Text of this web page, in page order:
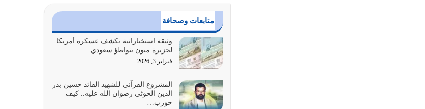
القرآن الكريم هو أهم مصدر لمعرفة رسول الله معرفة
سيرته معرفة شخصيته معرفة عظمته
يوليو 28, 2026
هل نحن من الصالحين؟ قيِّم نفسك هنا اترك القرآن
على أصله وأعرض نفسك، وأعرض ما لديك على…
يوليو 27, 2026
متابعات وصحافة
وثيقة استخباراتية تكشف عسكرة أمريكا
لجزيرة ميون بتواطؤ سعودي
فبراير 3, 2026
المشروع القرآني للشهيد القائد حسين بدر
الدين الحوثي رضوان الله عليه.. كيف
حورب…